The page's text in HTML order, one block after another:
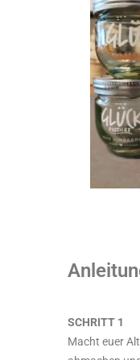
SCHRITT 1
Macht euer